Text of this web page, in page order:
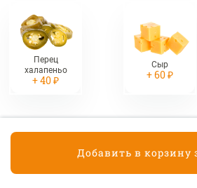
Десерты
Медовик
Классический тортик
Сырники с
190 ₽
Перец
халапеньо
+ 40 ₽
Сыр
+ 60 ₽
Добавить в корзину